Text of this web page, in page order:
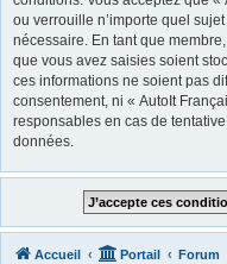
ou verrouille n’importe quel
nécessaire. En tant que
que vous avez saisies soient
ces informations ne soient pas
consentement, ni « AutoIt
responsables en cas de
données.
Accueil Portail Forum